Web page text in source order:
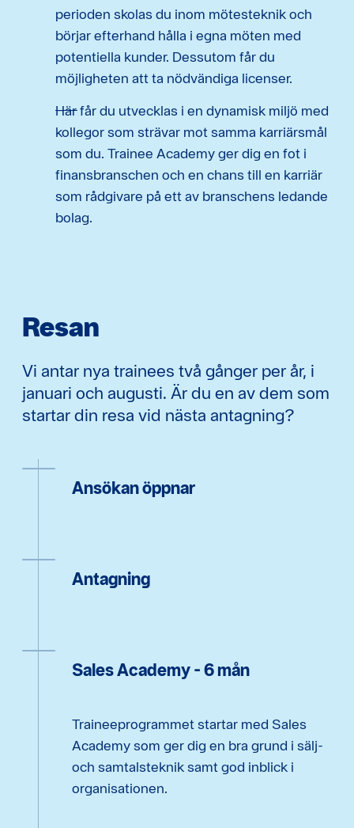
perioden skolas du inom mötesteknik och
börjar efterhand hålla i egna möten med
potentiella kunder. Dessutom får du
möjligheten att ta nödvändiga licenser.
Här får du utvecklas i en dynamisk miljö med
kollegor som strävar mot samma karriärsmål
som du. Trainee Academy ger dig en fot i
finansbranschen och en chans till en karriär
som rådgivare på ett av branschens ledande
bolag.
Resan
Vi antar nya trainees två gånger per år, i
januari och augusti. Är du en av dem som
startar din resa vid nästa antagning?
Ansökan öppnar
Antagning
Sales Academy - 6 mån
Traineeprogrammet startar med Sales
Academy som ger dig en bra grund i sälj-
och samtalsteknik samt god inblick i
organisationen.